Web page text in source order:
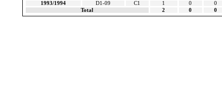
1993/1994
D1-09 C1 1 0
0
Total
2 0 0